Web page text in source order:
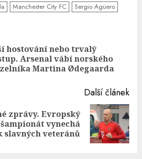
Manchester City FC Sergio Agüero
hostování nebo trvalý
Arsenal vábí norského
Martina Ødegaarda
Další článek
zprávy. Evropský
vynechá
slavných veteránů